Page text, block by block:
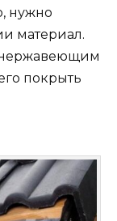
нужно
материал.
покрыть